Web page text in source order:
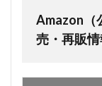
Amazon（
売・再販情